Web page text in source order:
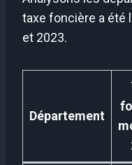
taxe foncière a été
et 2023.
Département